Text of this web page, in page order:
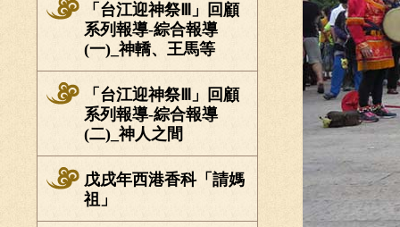
「台江迎神祭Ⅲ」回顧
系列報導-綜合報導
(一)_神轎、王馬等
「台江迎神祭Ⅲ」回顧
系列報導-綜合報導
(二)_神人之間
戊戌年西港香科「請媽
祖」